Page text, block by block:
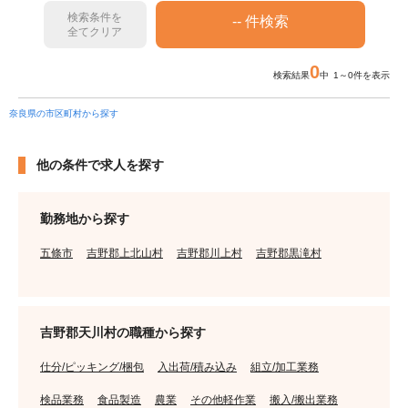
検索条件を
全てクリア
検索結果0中 1～0件を表示
奈良県の市区町村から探す
他の条件で求人を探す
勤務地から探す
五條市 吉野郡上北山村 吉野郡川上村 吉野郡黒滝村
吉野郡天川村の職種から探す
仕分/ピッキング/梱包 入出荷/積み込み 組立/加工業務
検品業務 食品製造 農業 その他軽作業 搬入/搬出業務